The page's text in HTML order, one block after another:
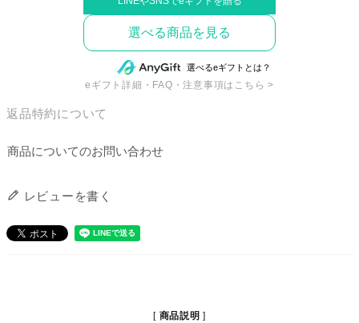
選べる商品を見る
eギフト詳細・FAQ・注意事項はこちら >
返品特約について
商品についてのお問い合わせ
レビューを書く
商品説明